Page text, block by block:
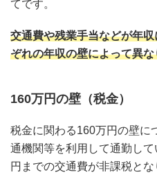
てです。
交通費や残業手当などが年
ぞれの年収の壁によって異な
160万円の壁（税金）
税金に関わる160万円の壁に
通機関等を利用して通勤し
円までの交通費が非課税とな